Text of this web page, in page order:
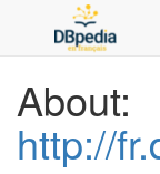
About:
http://